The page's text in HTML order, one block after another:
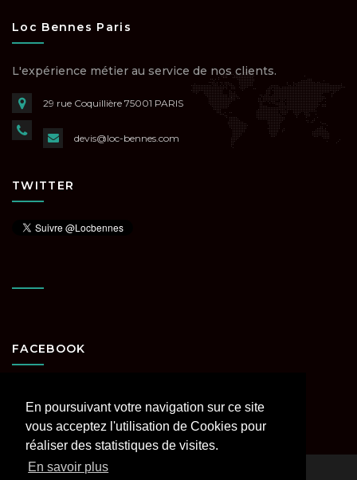
En poursuivant votre navigation sur ce site
vous acceptez l'utilisation de Cookies pour
réaliser des statistiques de visites.
En savoir plus
Loc Bennes Paris
L'expérience métier au service de nos clients.
29 rue Coquillière 75001 PARIS
devis@loc-bennes.com
TWITTER
FACEBOOK